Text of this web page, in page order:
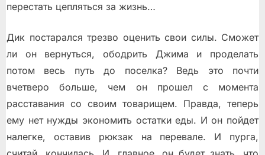
перестать цепляться за жизнь…
Дик постарался трезво оценить свои силы. Сможет
ли он вернуться, ободрить Джима и проделать
потом весь путь до поселка? Ведь это почти
вчетверо больше, чем он прошел с момента
расставания со своим товарищем. Правда, теперь
ему нет нужды экономить остатки еды. И он пойдет
налегке, оставив рюкзак на перевале. И пурга,